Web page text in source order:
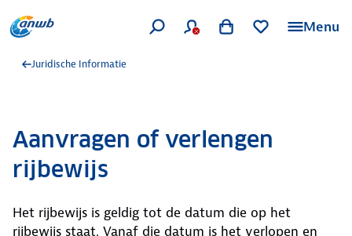
Menu
Juridische Informatie
Aanvragen of verlengen
rijbewijs
Het rijbewijs is geldig tot de datum die op het
rijbewijs staat. Vanaf die datum is het verlopen en